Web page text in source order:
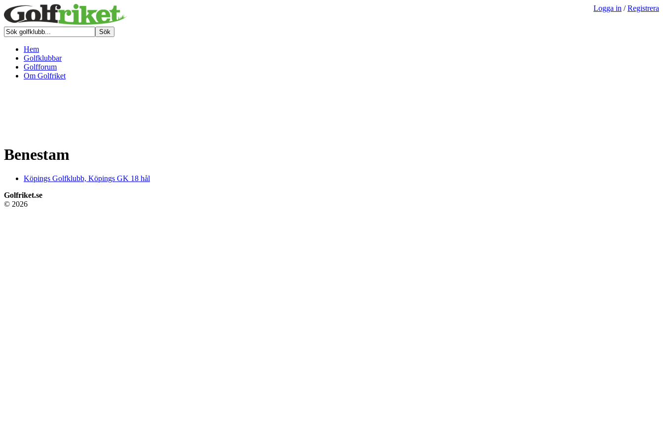
Logga in /Registrera
Hem
Golfklubbar
Golfforum
Om Golfriket
Benestam
Köpings Golfklubb, Köpings GK 18 hål
Golfriket.se
© 2026